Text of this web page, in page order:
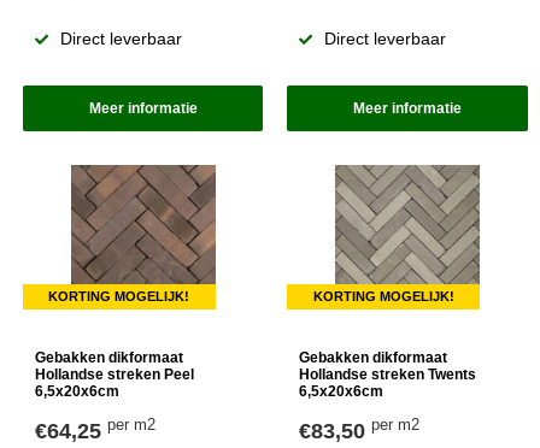
Direct leverbaar
Meer informatie
Direct leverbaar
Meer informatie
KORTING MOGELIJK!
Gebakken dikformaat
Hollandse streken Peel
6,5x20x6cm
€64,25 per m2
KORTING MOGELIJK!
Gebakken dikformaat
Hollandse streken Twents
6,5x20x6cm
€83,50per m2